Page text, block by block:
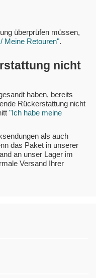
überprüfen müssen,
Meine Retouren".
nicht
haben, bereits
Rückerstattung nicht
"Ich habe meine
als auch
das Paket in unserer
an unser Lager im
Versand Ihrer